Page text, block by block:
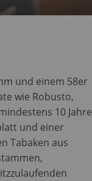
und einem 58er
wie Robusto,
10 Jahre
und einer
Tabaken aus